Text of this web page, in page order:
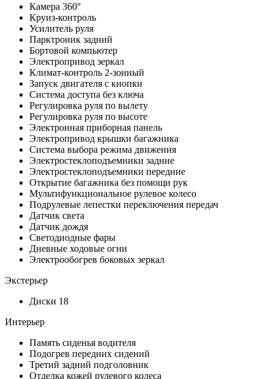
Камера 360°
Круиз-контроль
Усилитель руля
Парктроник задний
Бортовой компьютер
Электропривод зеркал
Климат-контроль 2-зонный
Запуск двигателя с кнопки
Система доступа без ключа
Регулировка руля по вылету
Регулировка руля по высоте
Электронная приборная панель
Электропривод крышки багажника
Система выбора режима движения
Электростеклоподъемники задние
Электростеклоподъемники передние
Открытие багажника без помощи рук
Мультифункциональное рулевое колесо
Подрулевые лепестки переключения передач
Датчик света
Датчик дождя
Светодиодные фары
Дневные ходовые огни
Электрообогрев боковых зеркал
Экстерьер
Диски 18
Интерьер
Память сиденья водителя
Подогрев передних сидений
Третий задний подголовник
Отделка кожей рулевого колеса